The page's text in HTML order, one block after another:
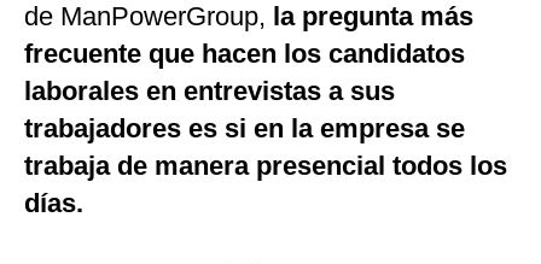
de ManPowerGroup, la pregunta más
frecuente que hacen los candidatos
laborales en entrevistas a sus
trabajadores es si en la empresa se
trabaja de manera presencial todos los
días.